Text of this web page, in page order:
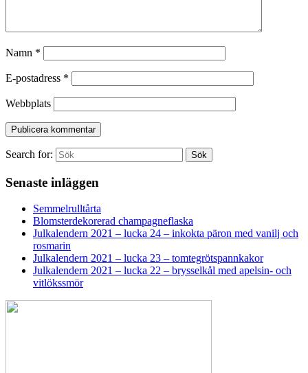
Namn *
E-postadress *
Webbplats
Search for: Sök
Senaste inläggen
Semmelrulltårta
Blomsterdekorerad champagneflaska
Julkalendern 2021 – lucka 24 – inkokta päron med vanilj och
rosmarin
Julkalendern 2021 – lucka 23 – tomtegrötspannkakor
Julkalendern 2021 – lucka 22 – brysselkål med apelsin- och
vitlökssmör